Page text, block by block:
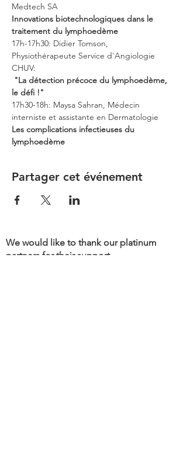
Medtech SA
Innovations biotechnologiques dans le
traitement du lymphoedème
17h-17h30: Didier Tomson,
Physiothérapeute Service d'Angiologie
CHUV:
"La détection précoce du lymphoedème,
le défi !"
17h30-18h: Maysa Sahran, Médecin
interniste et assistante en Dermatologie
Les complications infectieuses du
lymphoedème
Partager cet événement
We would like to thank our platinum
partners for their support.